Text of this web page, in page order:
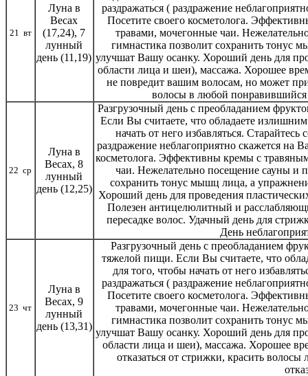
21 вт
Луна в
Весах
(17,24), 7
лунный
день (11,19)
раздражаться ( раздражение
Посетите своего косметолога.
травами, мочегонные чаи.
гимнастика позволит сохранить тонус
улучшат Вашу осанку. Хороший день для
области лица и шеи), массажа. Хорошее
не повредит вашим волосам, но может
волосы в любой
22 ср
Луна в
Весах, 8
лунный
день (12,25)
Разгрузочный день с преобладанием
Если Вы считаете, что обладаете
начать от него избавляться.
раздражение неблагоприятно скажется на
косметолога. Эффективны кремы с
чаи. Нежелательно посещение сауны и
сохранить тонус мышц лица, а
Хороший день для проведения
Полезен антицелюлитный и
пересадке волос. Удачный день для
День
23 чт
Луна в
Весах, 9
лунный
день (13,31)
Разгрузочный день с преобладанием
тяжелой пищи. Если Вы считаете, что
для того, чтобы начать от него
раздражаться ( раздражение
Посетите своего косметолога.
травами, мочегонные чаи.
гимнастика позволит сохранить тонус
улучшат Вашу осанку. Хороший день для
области лица и шеи), массажа. Хорошее
отказаться от стрижки, красить